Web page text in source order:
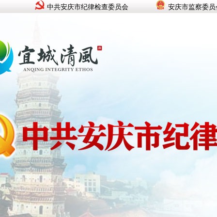
中共安庆市纪律检查委员会 安庆市监察委